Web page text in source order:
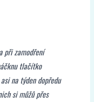
při zamodření
tlačítko
na týden dopředu
si můžů přes